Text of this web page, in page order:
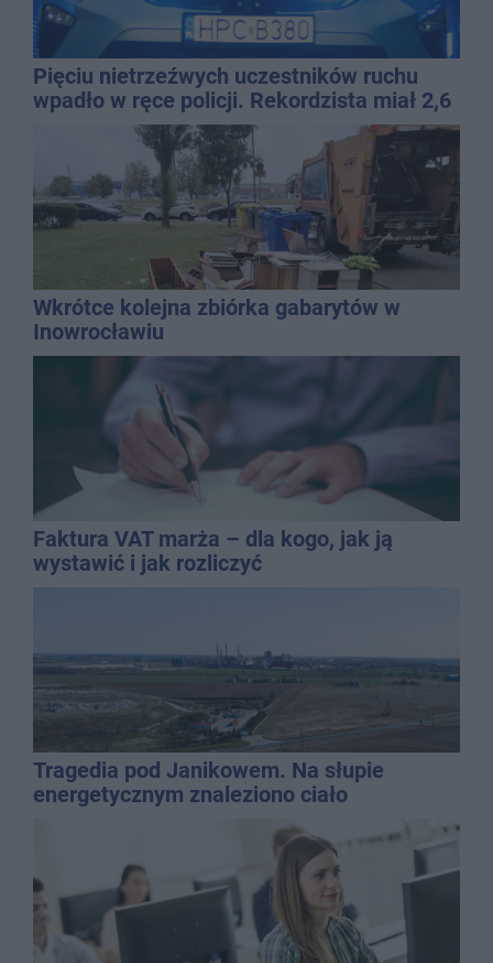
Pięciu nietrzeźwych uczestników ruchu
wpadło w ręce policji. Rekordzista miał 2,6
Wkrótce kolejna zbiórka gabarytów w
Inowrocławiu
Faktura VAT marża – dla kogo, jak ją
wystawić i jak rozliczyć
Tragedia pod Janikowem. Na słupie
energetycznym znaleziono ciało